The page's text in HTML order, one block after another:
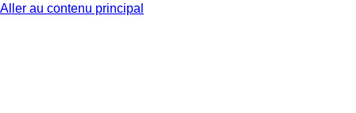
Aller au contenu principal